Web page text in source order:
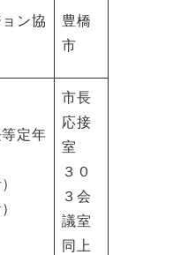
ン協
豊橋
市
定年
市長
応接
室
３０
３会
議室
同上